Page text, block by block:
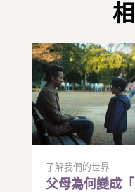
了解我們的世界
父母為何變成